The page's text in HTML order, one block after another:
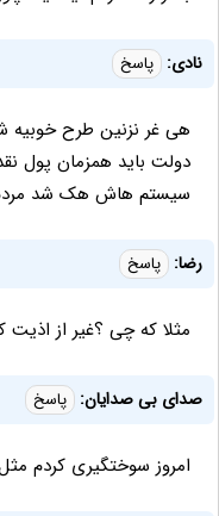
نادی: پاسخ
هی غر نزنین طرح خوبیه
دولت باید همزمان پول
سیستم هاش هک شد
رضا: پاسخ
مثلا که چی ؟غیر از
صدای بی صدایان: پاسخ
امروز سوختگیری کردم